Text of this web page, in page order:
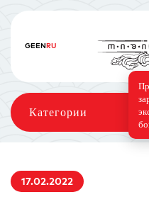
GEENRU
Категории
17.02.2022